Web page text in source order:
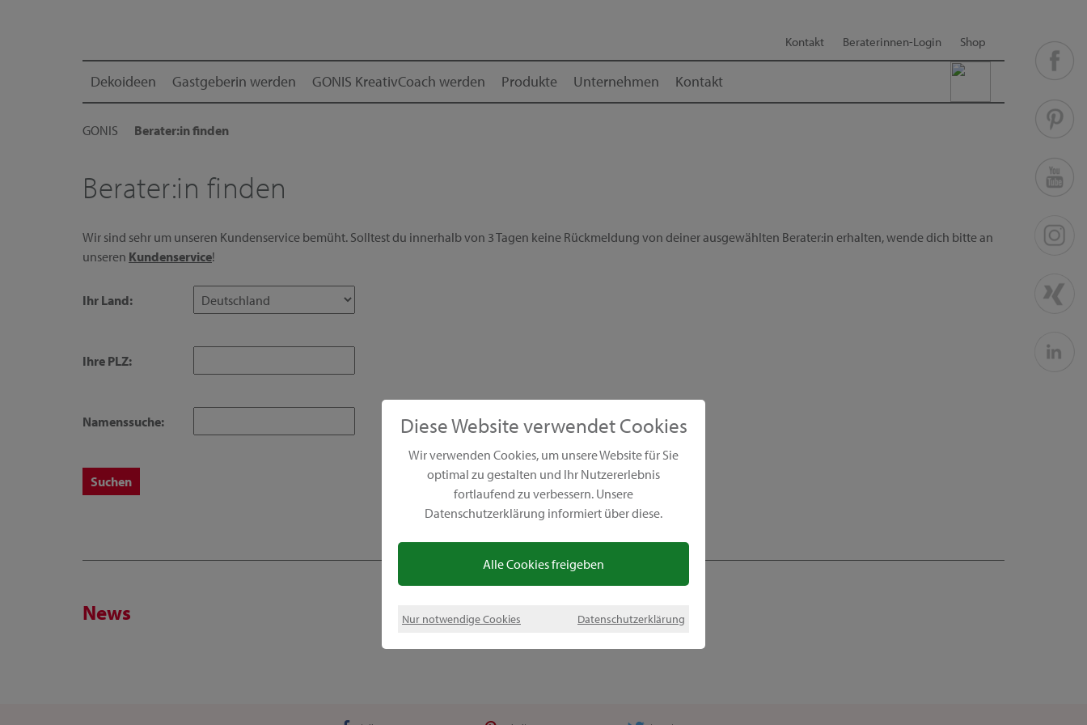
Diese Website verwendet Cookies
Wir verwenden Cookies, um unsere Website für Sie
optimal zu gestalten und Ihr Nutzererlebnis
fortlaufend zu verbessern. Unsere
Datenschutzerklärung informiert über diese.
Alle Cookies freigeben
Nur notwendige Cookies Datenschutzerklärung
Kontakt Beraterinnen-Login Shop
Dekoideen Gastgeberin werden GONIS KreativCoach werden Produkte Unternehmen Kontakt
GONIS Berater:in finden
Berater:in finden
Wir sind sehr um unseren Kundenservice bemüht. Solltest du innerhalb von 3 Tagen keine Rückmeldung von deiner ausgewählten Berater:in erhalten, wende dich bitte an
unseren Kundenservice!
Ihr Land:
Ihre PLZ:
Namenssuche:
News